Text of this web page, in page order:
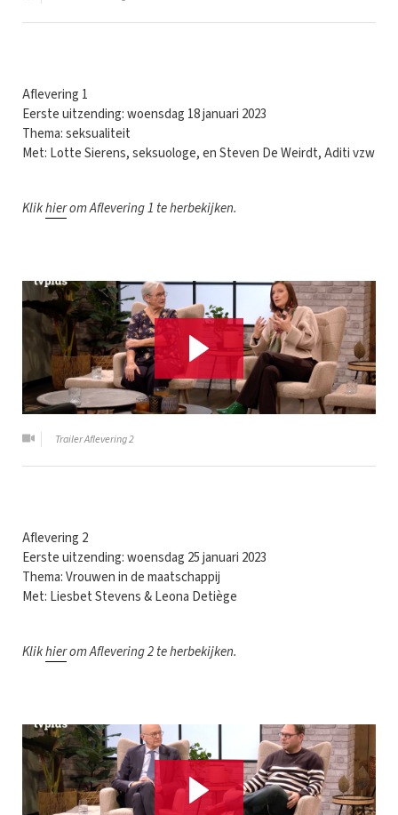
Aflevering 1
Eerste uitzending: woensdag 18 januari 2023
Thema: seksualiteit
Met: Lotte Sierens, seksuologe, en Steven De Weirdt, Aditi vzw
Klikhierom Aflevering 1 te herbekijken.
Trailer Aflevering 2
Aflevering 2
Eerste uitzending: woensdag 25 januari 2023
Thema: Vrouwen in de maatschappij
Met: Liesbet Stevens & Leona Detiège
Klikhierom Aflevering 2 te herbekijken.